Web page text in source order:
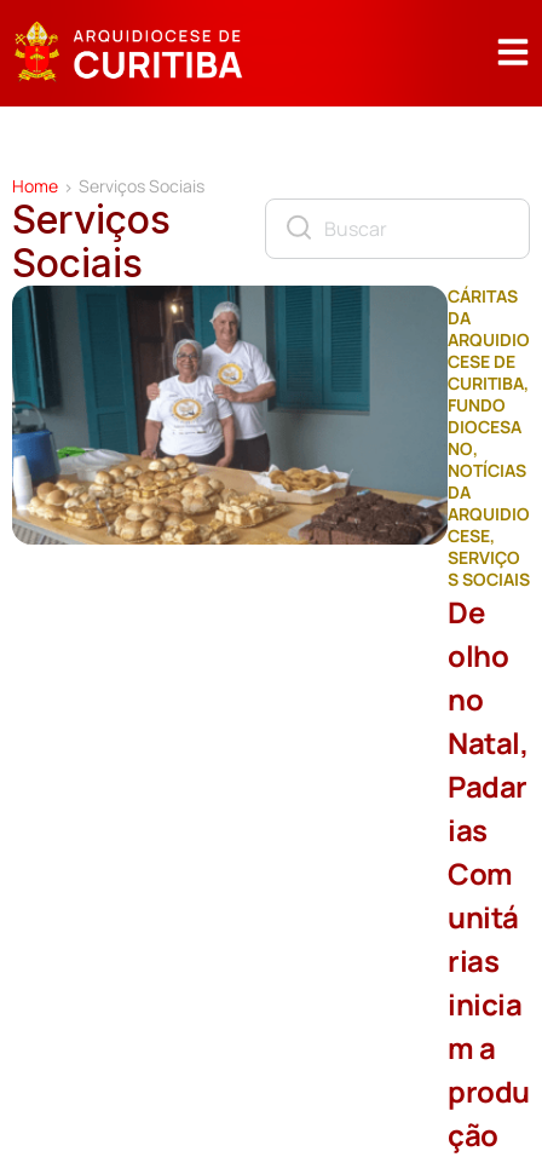
Home > Serviços Sociais
Serviços
Sociais
CÁRITAS
DA
ARQUIDIO
CESE DE
CURITIBA,
FUNDO
DIOCESA
NO,
NOTÍCIAS
DA
ARQUIDIO
CESE,
SERVIÇO
S SOCIAIS
De
olho
no
Natal,
Padar
ias
Com
unitá
rias
inicia
m a
produ
ção